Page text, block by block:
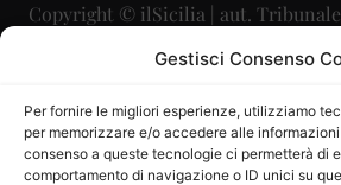
Gestisci Consenso
Per fornire le migliori esperienze, utilizziamo
per memorizzare e/o accedere alle
consenso a queste tecnologie ci permetterà di
comportamento di navigazione o ID unici su
Copyright © ilSicilia | aut. Tribunale
29/09/2015
Direttore Editoriale: